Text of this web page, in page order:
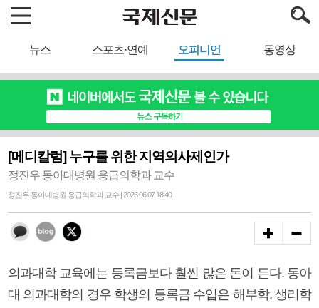
뉴스 스포츠·연예 오피니언 동영상
[메디칼럼] 누구를 위한 지역의사제인가
정진우 동아대병원 응급의학과 교수
정진우 동아대병원 응급의학과 교수 | 2026.06.07 18:40
의과대학 교육에는 등록금보다 훨씬 많은 돈이 든다. 동아
대 의과대학의 경우 학생의 등록금 수입은 해부학, 생리학